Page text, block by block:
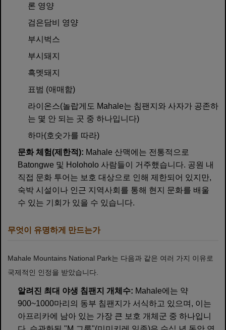
론 영양
검은담비 영양
부시벅스
부시돼지
흑멧돼지
표범 (애매함)
라이온스(놀랍게도 Mahale는 침팬지와 사자가 공존하
는 몇 안 되는 곳 중 하나입니다)
하마(호숫가를 따라)
문화 체험(제한적): Mahale 산맥에는 전통적으로
Batongwe 및 Holoholo 사람들이 거주했습니다. 공원 내
직접 문화 투어는 보호 대상으로 인해 제한되어 있지만,
숙박 시설이나 인근 지역사회를 통해 현지 문화를 배울
수 있는 기회가 있을 수 있습니다.
무엇이 유명하게 만드는가
Mahale Mountains National Park는 다음과 같은 여러 가지 이유로
국제적인 인정을 받았습니다.
알려진 최대 야생 침팬지 개체수: Mahale에는 약
900~1000마리의 동부 침팬지가 서식하고 있으며, 이는
아프리카에 남아 있는 가장 큰 보호 개체군 중 하나입니